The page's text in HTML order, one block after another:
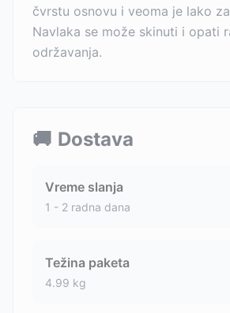
čvrstu osnovu i veoma je lako
Navlaka se može skinuti i opati
održavanja.
🚚 Dostava
Vreme slanja
1 - 2 radna dana
Težina paketa
4.99 kg